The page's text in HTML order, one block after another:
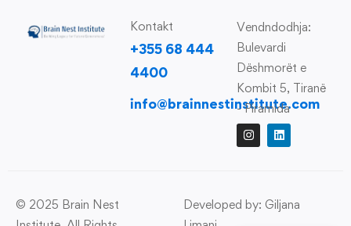
Kontakt
+355 68 444
4400
info@brainnestinstitute.com
Vendndodhja:
Bulevardi
Dëshmorët e
Kombit 5, Tiranë
- Piramida
© 2025 Brain Nest
Developed by: Giljana